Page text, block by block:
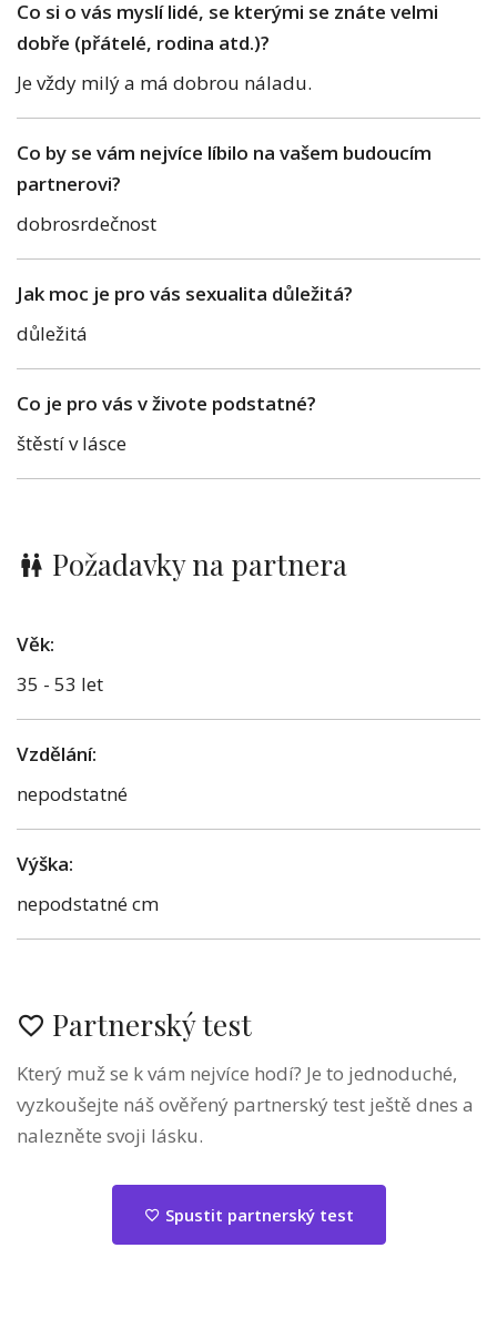
Co si o vás myslí lidé, se kterými se znáte velmi
dobře (přátelé, rodina atd.)?
Je vždy milý a má dobrou náladu.
Co by se vám nejvíce líbilo na vašem budoucím
partnerovi?
dobrosrdečnost
Jak moc je pro vás sexualita důležitá?
důležitá
Co je pro vás v živote podstatné?
štěstí v lásce
Požadavky na partnera
Věk:
35 - 53 let
Vzdělání:
nepodstatné
Výška:
nepodstatné cm
Partnerský test
Který muž se k vám nejvíce hodí? Je to jednoduché,
vyzkoušejte náš ověřený partnerský test ještě dnes a
nalezněte svoji lásku.
Spustit partnerský test